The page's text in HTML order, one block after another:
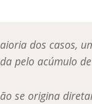
dos casos,
pelo acúmulo
se origina